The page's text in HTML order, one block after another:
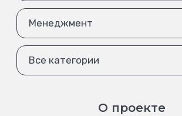
Менеджмент
Все категории
О проекте